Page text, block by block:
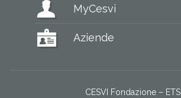
MyCesvi
Aziende
CESVI Fondazione – ETS